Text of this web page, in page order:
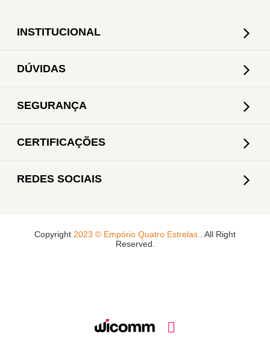
INSTITUCIONAL
DÚVIDAS
SEGURANÇA
CERTIFICAÇÕES
REDES SOCIAIS
Copyright 2023 © Empório Quatro Estrelas.. All Right
Reserved.